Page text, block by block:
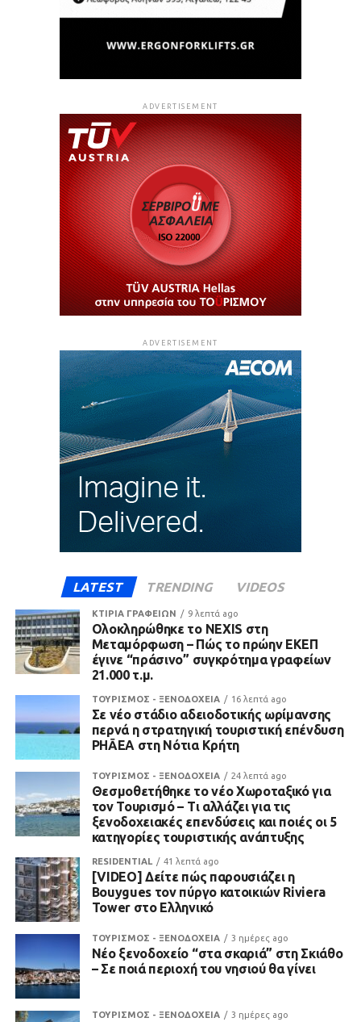
ADVERTISEMENT
ADVERTISEMENT
LATEST TRENDING VIDEOS
ΚΤΙΡΙΑ ΓΡΑΦΕΙΩΝ 9 λεπτά ago
Ολοκληρώθηκε το NEXIS στη
Μεταμόρφωση – Πώς το πρώην ΕΚΕΠ
έγινε “πράσινο” συγκρότημα γραφείων
21.000 τ.μ.
ΤΟΥΡΙΣΜΟΣ - ΞΕΝΟΔΟΧΕΙΑ 16 λεπτά ago
Σε νέο στάδιο αδειοδοτικής ωρίμανσης
περνά η στρατηγική τουριστική επένδυση
PHĀEA στη Νότια Κρήτη
ΤΟΥΡΙΣΜΟΣ - ΞΕΝΟΔΟΧΕΙΑ 24 λεπτά ago
Θεσμοθετήθηκε το νέο Χωροταξικό για
τον Τουρισμό – Τι αλλάζει για τις
ξενοδοχειακές επενδύσεις και ποιές οι 5
κατηγορίες τουριστικής ανάπτυξης
RESIDENTIAL 41 λεπτά ago
[VIDEO] Δείτε πώς παρουσιάζει η
Bouygues τον πύργο κατοικιών Riviera
Tower στο Ελληνικό
ΤΟΥΡΙΣΜΟΣ - ΞΕΝΟΔΟΧΕΙΑ 3 ημέρες ago
Νέο ξενοδοχείο “στα σκαριά” στη Σκιάθο
– Σε ποιά περιοχή του νησιού θα γίνει
ΤΟΥΡΙΣΜΟΣ - ΞΕΝΟΔΟΧΕΙΑ 3 ημέρες ago